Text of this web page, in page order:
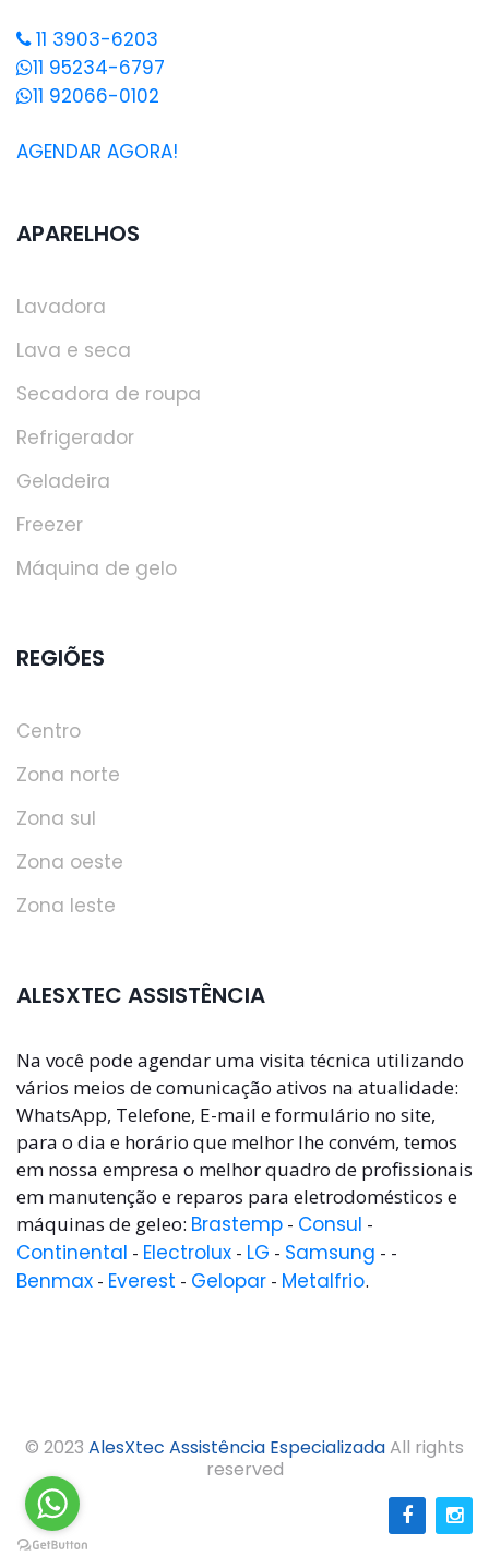
11 3903-6203
11 95234-6797
11 92066-0102
AGENDAR AGORA!
APARELHOS
Lavadora
Lava e seca
Secadora de roupa
Refrigerador
Geladeira
Freezer
Máquina de gelo
REGIÕES
Centro
Zona norte
Zona sul
Zona oeste
Zona leste
ALESXTEC ASSISTÊNCIA
Na você pode agendar uma visita técnica utilizando
vários meios de comunicação ativos na atualidade:
WhatsApp, Telefone, E-mail e formulário no site,
para o dia e horário que melhor lhe convém, temos
em nossa empresa o melhor quadro de profissionais
em manutenção e reparos para eletrodomésticos e
máquinas de geleo: Brastemp - Consul -
Continental - Electrolux - LG - Samsung - -
Benmax - Everest - Gelopar - Metalfrio.
© 2023 AlesXtec Assistência EspecializadaAll rights
reserved